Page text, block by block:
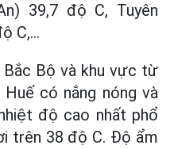
39,7 độ C, Tuyên
C,…
Bắc Bộ và khu vực từ
có nắng nóng và
độ cao nhất phổ
trên 38 độ C. Độ ẩm